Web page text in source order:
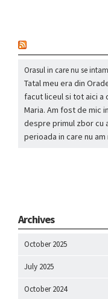
Orasul in care nu se
Tatal meu era din
facut liceul si tot aici a
Maria. Am fost de mic
despre primul zbor cu
perioada in care nu
Archives
October 2025
July 2025
October 2024